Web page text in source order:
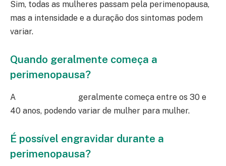
Sim, todas as mulheres passam pela perimenopausa,
mas a intensidade e a duração dos sintomas podem
variar.
Quando geralmente começa a
perimenopausa?
A
geralmente começa entre os 30 e
40 anos, podendo variar de mulher para mulher.
É possível engravidar durante a
perimenopausa?